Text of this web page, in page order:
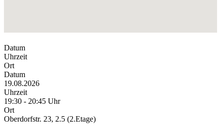
Datum
Uhrzeit
Ort
Datum
19.08.2026
Uhrzeit
19:30 - 20:45 Uhr
Ort
Oberdorfstr. 23, 2.5 (2.Etage)